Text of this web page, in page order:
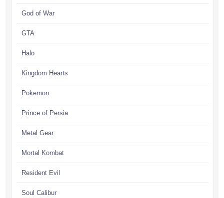
God of War
GTA
Halo
Kingdom Hearts
Pokemon
Prince of Persia
Metal Gear
Mortal Kombat
Resident Evil
Soul Calibur